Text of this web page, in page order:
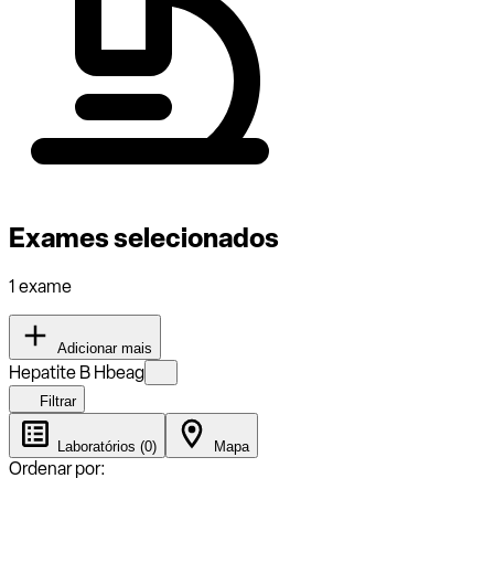
Exames selecionados
1 exame
Adicionar mais
Hepatite B Hbeag
Filtrar
Laboratórios (0) Mapa
Ordenar por: